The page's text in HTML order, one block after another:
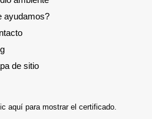
ayudamos?
de sitio
aquí para mostrar el certificado.